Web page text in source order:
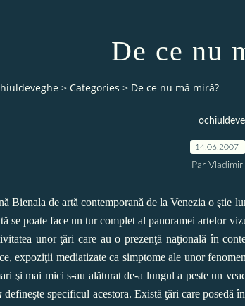
De ce nu
> Categories > De ce nu mă miră?
14.06.2007
Par
Bienala de artă contemporană de la Venezia o ştie
se poate face un tur complet al panoramei artelor
unor ţări care au o prezenţă naţională în
expoziţii mediatizate ca simptome ale unor
şi mai mici s-au alăturat de-a lungul a peste un
defineşte specificul acestora. Există ţări care posedă în